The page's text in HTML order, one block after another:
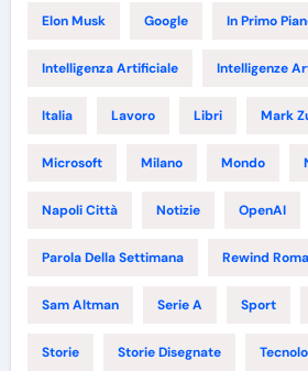
Elon Musk Google In Primo
Intelligenza Artificiale Intelligenze
Italia Lavoro Libri Mark
Microsoft Milano Mondo
Napoli Città Notizie OpenAI
Parola Della Settimana Rewind Roma
Sam Altman Serie A Sport
Storie Storie Disegnate